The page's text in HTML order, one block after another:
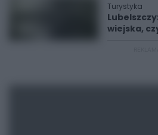
Turystyka
wiejska,